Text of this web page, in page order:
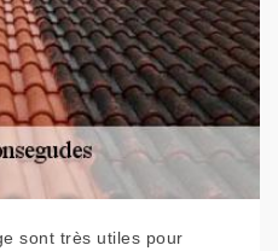
sont très utiles pour